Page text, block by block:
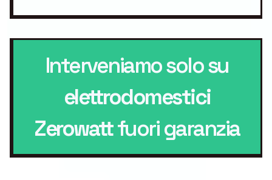
Interveniamo solo su
elettrodomestici
Zerowattfuori garanzia